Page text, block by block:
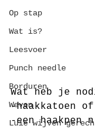
Op stap
Wat is?
Leesvoer
Punch needle
Borduren
Weven
Luie wijven
Wat heb je
-haakkatoen
-een haakpen